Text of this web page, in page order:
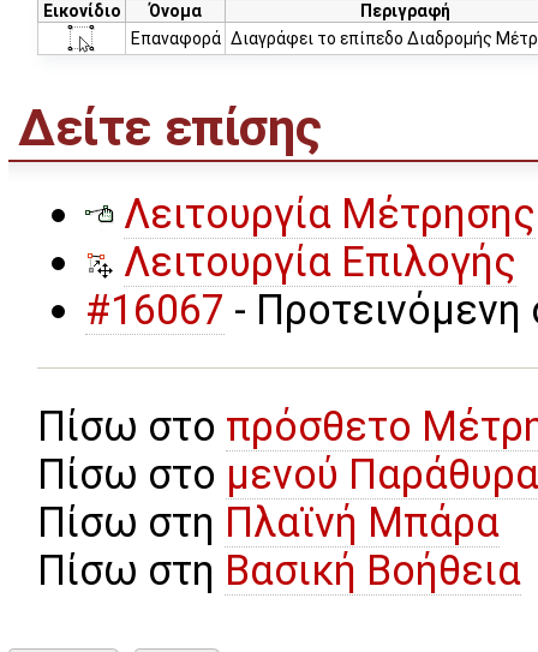
Εικονίδιο Όνομα
Περιγραφή
Επαναφορά Διαγράφει το επίπεδο Διαδρομής
Δείτε επίσης
Λειτουργία Μέτρησης
Λειτουργία Επιλογής
#16067 - Προτεινόμενη
Πίσω στο πρόσθετο
Πίσω στο μενού Παράθυρα
Πίσω στη Πλαϊνή Μπάρα
Πίσω στη Βασική Βοήθεια